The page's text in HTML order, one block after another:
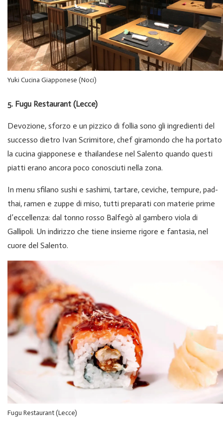
Yuki Cucina Giapponese (Noci)
5. Fugu Restaurant (Lecce)
Devozione, sforzo e un pizzico di follia sono gli ingredienti del
successo dietro Ivan Scrimitore, chef giramondo che ha portato
la cucina giapponese e thailandese nel Salento quando questi
piatti erano ancora poco conosciuti nella zona.
In menu sfilano sushi e sashimi, tartare, ceviche, tempure, pad-
thai, ramen e zuppe di miso, tutti preparati con materie prime
d’eccellenza: dal tonno rosso Balfegò al gambero viola di
Gallipoli. Un indirizzo che tiene insieme rigore e fantasia, nel
cuore del Salento.
Fugu Restaurant (Lecce)